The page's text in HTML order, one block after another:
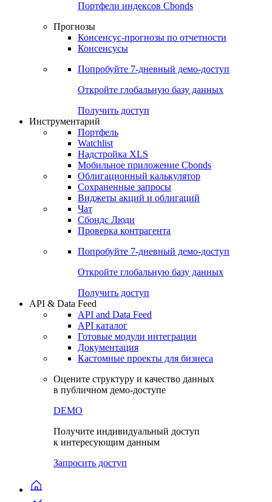
Портфели индексов Cbonds
Прогнозы
Консенсус-прогнозы по отчетности
Консенсусы
Попробуйте 7-дневный демо-доступ
Откройте глобальную базу данных
Получить доступ
Инструментарий
Портфель
Watchlist
Надстройка XLS
Мобильное приложение Cbonds
Облигационный калькулятор
Сохраненные запросы
Виджеты акций и облигаций
Чат
Сбондс Люди
Проверка контрагента
Попробуйте 7-дневный демо-доступ
Откройте глобальную базу данных
Получить доступ
API & Data Feed
API and Data Feed
API каталог
Готовые модули интеграции
Документация
Кастомные проекты для бизнеса
Оцените структуру и качество данных
в публичном демо-доступе
DEMO
Получите индивидуальный доступ
к интересующим данным
Запросить доступ